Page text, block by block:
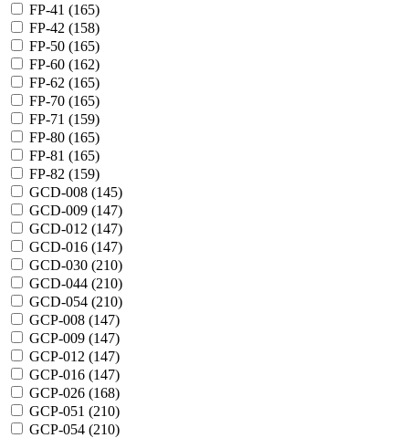
FP-41 (165)
FP-42 (158)
FP-50 (165)
FP-60 (162)
FP-62 (165)
FP-70 (165)
FP-71 (159)
FP-80 (165)
FP-81 (165)
FP-82 (159)
GCD-008 (145)
GCD-009 (147)
GCD-012 (147)
GCD-016 (147)
GCD-030 (210)
GCD-044 (210)
GCD-054 (210)
GCP-008 (147)
GCP-009 (147)
GCP-012 (147)
GCP-016 (147)
GCP-026 (168)
GCP-051 (210)
GCP-054 (210)